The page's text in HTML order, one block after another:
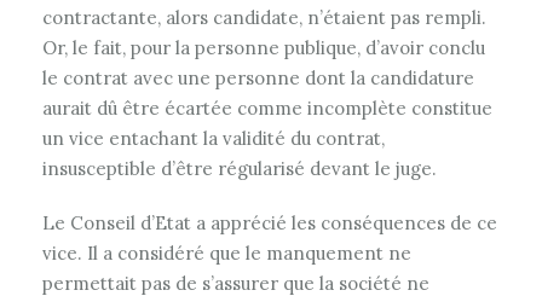
contractante, alors candidate, n’étaient pas rempli.
Or, le fait, pour la personne publique, d’avoir conclu
le contrat avec une personne dont la candidature
aurait dû être écartée comme incomplète constitue
un vice entachant la validité du contrat,
insusceptible d’être régularisé devant le juge.
Le Conseil d’Etat a apprécié les conséquences de ce
vice. Il a considéré que le manquement ne
permettait pas de s’assurer que la société ne